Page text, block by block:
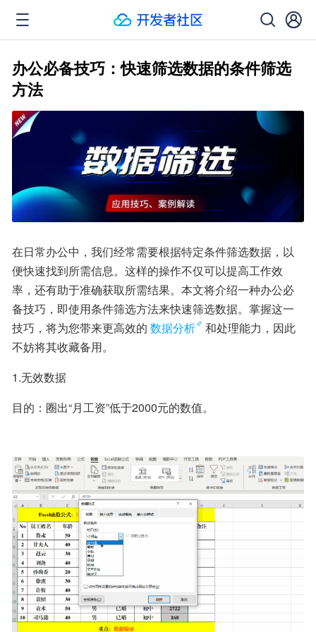
办公必备技巧：快速筛选数据的条件筛选
方法
在日常办公中，我们经常需要根据特定条件筛选数据，以
便快速找到所需信息。这样的操作不仅可以提高工作效
率，还有助于准确获取所需结果。本文将介绍一种办公必
备技巧，即使用条件筛选方法来快速筛选数据。掌握这一
技巧，将为您带来更高效的 数据分析
和处理能力，因此
不妨将其收藏备用。
1.无效数据
目的：圈出“月工资”低于2000元的数值。